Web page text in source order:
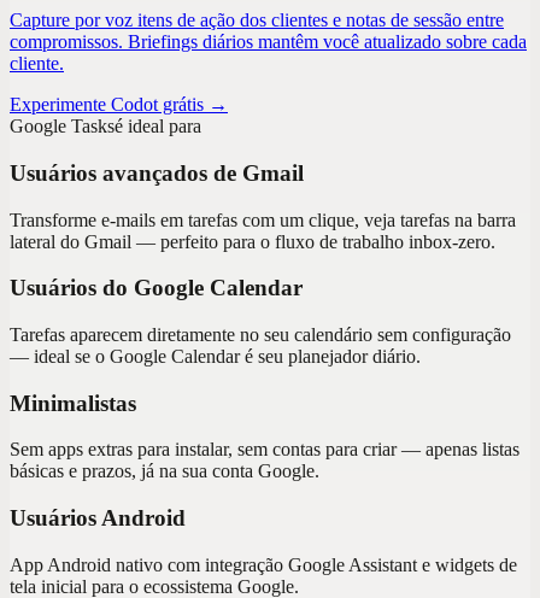
Capture por voz itens de ação dos clientes e notas de sessão entre
compromissos. Briefings diários mantêm você atualizado sobre cada
cliente.
Experimente Codot grátis →
Google Tasksé ideal para
Usuários avançados de Gmail
Transforme e-mails em tarefas com um clique, veja tarefas na barra
lateral do Gmail — perfeito para o fluxo de trabalho inbox-zero.
Usuários do Google Calendar
Tarefas aparecem diretamente no seu calendário sem configuração
— ideal se o Google Calendar é seu planejador diário.
Minimalistas
Sem apps extras para instalar, sem contas para criar — apenas listas
básicas e prazos, já na sua conta Google.
Usuários Android
App Android nativo com integração Google Assistant e widgets de
tela inicial para o ecossistema Google.